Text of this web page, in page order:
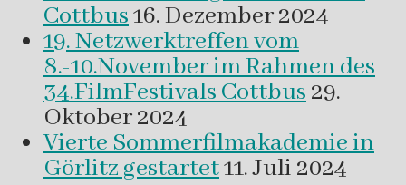
Cottbus16. Dezember 2024
19. Netzwerktreffen vom
8.-10.November im Rahmen des
34.FilmFestivals Cottbus29.
Oktober 2024
Vierte Sommerfilmakademie in
Görlitz gestartet11. Juli 2024